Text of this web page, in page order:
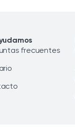
frecuentes